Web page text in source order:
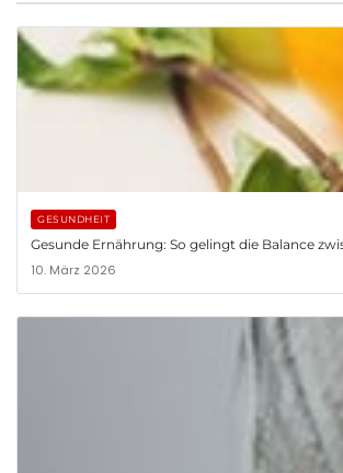
GESUNDHEIT
Gesunde Ernährung: So gelingt die Balance
10. März 2026